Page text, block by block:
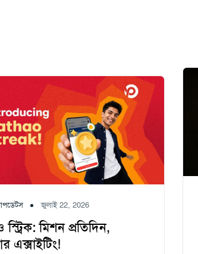
জুলাই 22, 2026
স্ট্রিক: মিশন প্রতিদিন,
এক্সাইটিং!